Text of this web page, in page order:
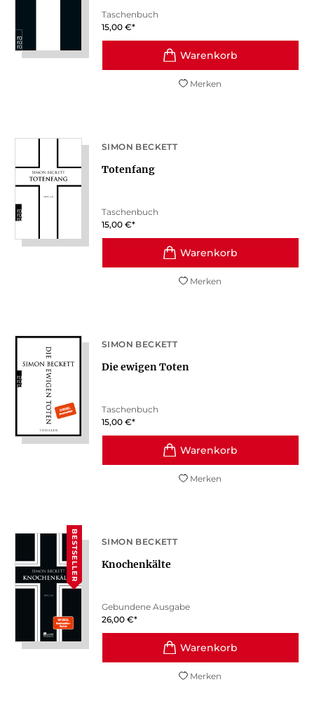
Taschenbuch
15,00 €*
Merken
SIMON BECKETT
Totenfang
Taschenbuch
15,00 €*
Merken
SIMON BECKETT
Die ewigen Toten
Taschenbuch
15,00 €*
Merken
BESTSELLER SIMON BECKETT
Knochenkälte
Gebundene Ausgabe
26,00 €*
Merken